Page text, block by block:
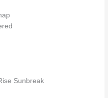
Sunbreak